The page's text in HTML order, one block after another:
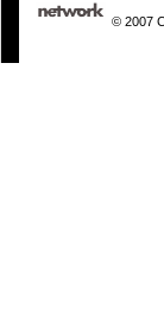
© 2007